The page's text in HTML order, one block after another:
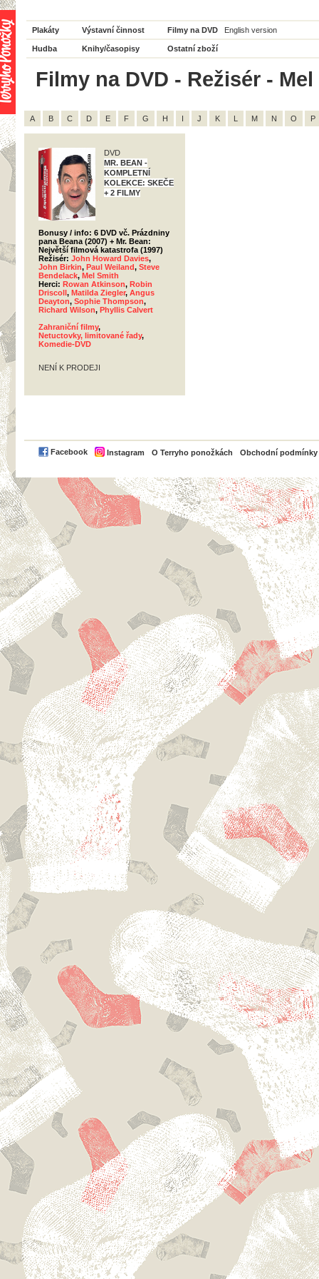
Plakáty Výstavní činnost Filmy na DVD English version
Hudba Knihy/časopisy Ostatní zboží
Filmy na DVD - Režisér -
A B C D E F G H I J K L M N O P
DVD
MR. BEAN -
KOMPLETNÍ
KOLEKCE: SKEČE
+ 2 FILMY
Bonusy / info: 6 DVD vč. Prázdniny
pana Beana (2007) + Mr. Bean:
Největší filmová katastrofa (1997)
Režisér: John Howard Davies,
John Birkin, Paul Weiland, Steve
Bendelack, Mel Smith
Herci: Rowan Atkinson, Robin
Driscoll, Matilda Ziegler, Angus
Deayton, Sophie Thompson,
Richard Wilson, Phyllis Calvert
Zahraniční filmy,
Netuctovky, limitované řady,
Komedie-DVD
NENÍ K PRODEJI
Facebook Instagram O Terryho ponožkách Obchodní podmínky
PayPal